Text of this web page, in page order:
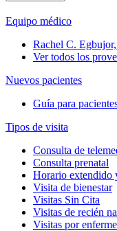
Equipo médico
Rachel C.
Ver todos los
Nuevos pacientes
Guía para
Tipos de visita
Consulta de
Consulta prenatal
Horario extendido
Visita de bienestar
Visitas Sin Cita
Visitas de recién
Visitas por